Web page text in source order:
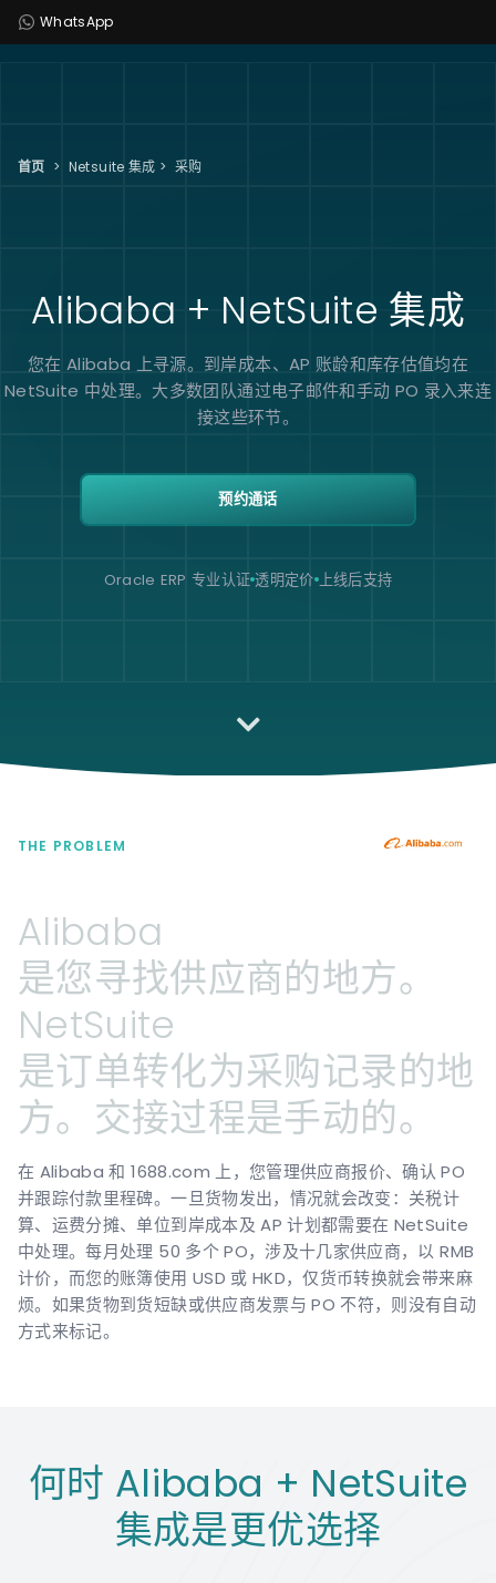
WhatsApp
首页 > Netsuite 集成 > 采购
Alibaba + NetSuite 集成
您在 Alibaba 上寻源。到岸成本、AP 账龄和库存估值均在
NetSuite 中处理。大多数团队通过电子邮件和手动 PO 录入来连
接这些环节。
预约通话
Oracle ERP 专业认证 透明定价 上线后支持
THE PROBLEM
Alibaba
是您寻找供应商的地方。
NetSuite
是订单转化为采购记录的地
方。交接过程是手动的。
在 Alibaba 和 1688.com 上，您管理供应商报价、确认 PO
并跟踪付款里程碑。一旦货物发出，情况就会改变：关税计
算、运费分摊、单位到岸成本及 AP 计划都需要在 NetSuite
中处理。每月处理 50 多个 PO，涉及十几家供应商，以 RMB
计价，而您的账簿使用 USD 或 HKD，仅货币转换就会带来麻
烦。如果货物到货短缺或供应商发票与 PO 不符，则没有自动
方式来标记。
何时 Alibaba + NetSuite
集成是更优选择